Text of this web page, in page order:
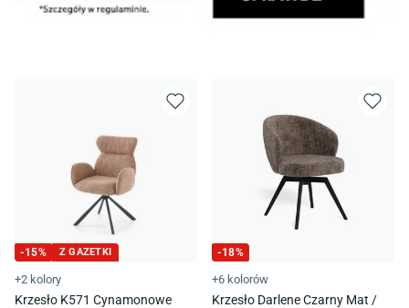
-15% Z GAZETKI
+2 kolory
Krzesło K571 Cynamonowe
-18%
+6 kolorów
Krzesło Darlene Czarny Mat /